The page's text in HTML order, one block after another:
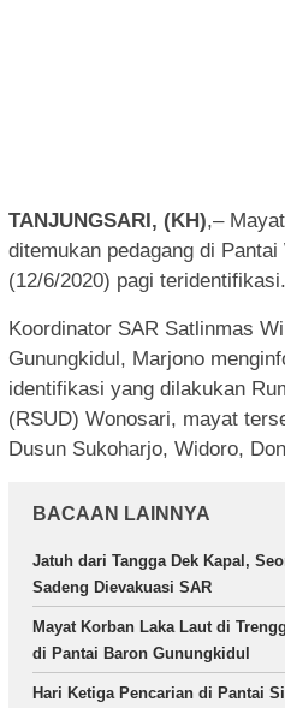
TANJUNGSARI, (KH),–
ditemukan pedagang di Pantai
(12/6/2020) pagi teridentifikasi.
Koordinator SAR Satlinmas
Gunungkidul, Marjono
identifikasi yang dilakukan
(RSUD) Wonosari, mayat
Dusun Sukoharjo, Widoro,
BACAAN LAINNYA
Jatuh dari Tangga Dek Kapal,
Sadeng Dievakuasi SAR
Mayat Korban Laka Laut di
di Pantai Baron Gunungkidul
Hari Ketiga Pencarian di Pantai